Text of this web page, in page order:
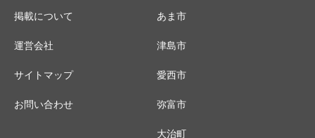
掲載について
運営会社
サイトマップ
お問い合わせ
あま市
津島市
愛西市
弥富市
大治町